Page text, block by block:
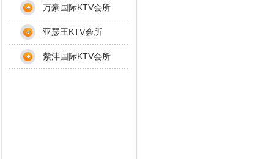
万豪国际KTV会所
亚瑟王KTV会所
紫沣国际KTV会所